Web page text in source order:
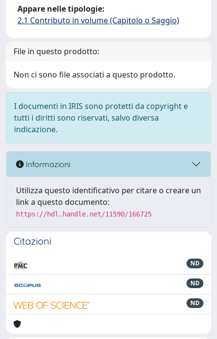
Appare nelle tipologie:
2.1 Contributo in volume (Capitolo o Saggio)
File in questo prodotto:
Non ci sono file associati a questo prodotto.
I documenti in IRIS sono protetti da copyright e
tutti i diritti sono riservati, salvo diversa
indicazione.
Informazioni
Utilizza questo identificativo per citare o creare un
link a questo documento:
https://hdl.handle.net/11590/166725
Citazioni
ND
ND
ND